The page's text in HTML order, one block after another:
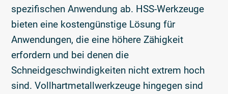
spezifischen Anwendung ab. HSS-Werkzeuge
bieten eine kostengünstige Lösung für
Anwendungen, die eine höhere Zähigkeit
erfordern und bei denen die
Schneidgeschwindigkeiten nicht extrem hoch
sind. Vollhartmetallwerkzeuge hingegen sind